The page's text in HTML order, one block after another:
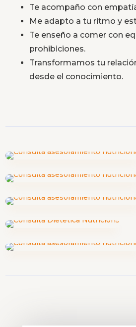
Te acompaño con
Me adapto a tu ritmo y
Te enseño a comer con
prohibiciones.
Transformamos tu
desde el conocimiento.